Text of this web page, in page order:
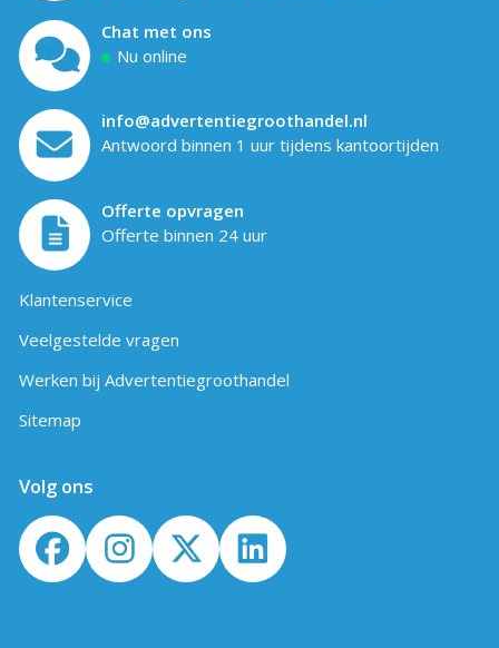
Chat met ons
Nu online
info@advertentiegroothandel.nl
Antwoord binnen 1 uur tijdens kantoortijden
Offerte opvragen
Offerte binnen 24 uur
Klantenservice
Veelgestelde vragen
Werken bij Advertentiegroothandel
Sitemap
Volg ons